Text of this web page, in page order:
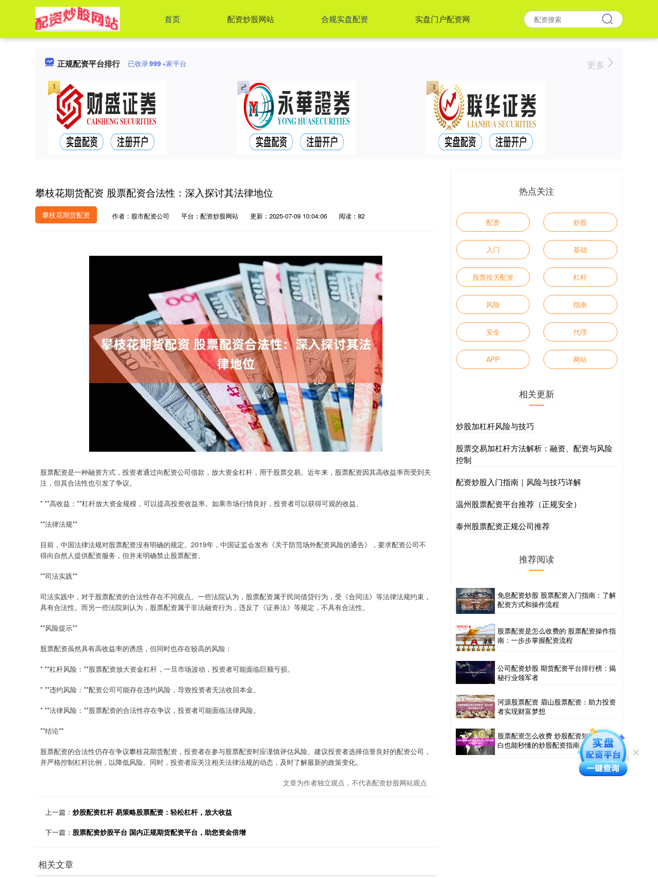
首页 配资炒股网站 合规实盘配资 实盘门户配资网
正规配资平台排行 已收录999+家平台 更多
攀枝花期货配资 股票配资合法性：深入探讨其法律地位
攀枝花期货配资 作者：股市配资公司 平台：配资炒股网站 更新：2025-07-09 10:04:06 阅读：82
股票配资是一种融资方式，投资者通过向配资公司借款，放大资金杠杆，用于股票交易。近年来，股票配资因其高收益率而受到关
注，但其合法性也引发了争议。
* **高收益：**杠杆放大资金规模，可以提高投资收益率。如果市场行情良好，投资者可以获得可观的收益。
**法律法规**
目前，中国法律法规对股票配资没有明确的规定。2019年，中国证监会发布《关于防范场外配资风险的通告》，要求配资公司不
得向自然人提供配资服务，但并未明确禁止股票配资。
**司法实践**
司法实践中，对于股票配资的合法性存在不同观点。一些法院认为，股票配资属于民间借贷行为，受《合同法》等法律法规约束，
具有合法性。而另一些法院则认为，股票配资属于非法融资行为，违反了《证券法》等规定，不具有合法性。
**风险提示**
股票配资虽然具有高收益率的诱惑，但同时也存在较高的风险：
* **杠杆风险：**股票配资放大资金杠杆，一旦市场波动，投资者可能面临巨额亏损。
* **违约风险：**配资公司可能存在违约风险，导致投资者无法收回本金。
* **法律风险：**股票配资的合法性存在争议，投资者可能面临法律风险。
**结论**
股票配资的合法性仍存在争议攀枝花期货配资，投资者在参与股票配资时应谨慎评估风险。建议投资者选择信誉良好的配资公司，
并严格控制杠杆比例，以降低风险。同时，投资者应关注相关法律法规的动态，及时了解最新的政策变化。
文章为作者独立观点，不代表配资炒股网站观点
上一篇： 炒股配资杠杆 易策略股票配资：轻松杠杆，放大收益
下一篇： 股票配资炒股平台 国内正规期货配资平台，助您资金倍增
相关文章
热点关注
配资 炒股
入门 基础
股票按天配资 杠杆
风险 指南
安全 代理
APP 网站
相关更新
炒股加杠杆风险与技巧
股票交易加杠杆方法解析：融资、配资与风险
控制
配资炒股入门指南｜风险与技巧详解
温州股票配资平台推荐（正规安全）
泰州股票配资正规公司推荐
推荐阅读
免息配资炒股 股票配资入门指南：了解
配资方式和操作流程
股票配资是怎么收费的 股票配资操作指
南：一步步掌握配资流程
公司配资炒股 期货配资平台排行榜：揭
秘行业领军者
河源股票配资 眉山股票配资：助力投资
者实现财富梦想
股票配资怎么收费 炒股配资知识网：小
白也能秒懂的炒股配资指南